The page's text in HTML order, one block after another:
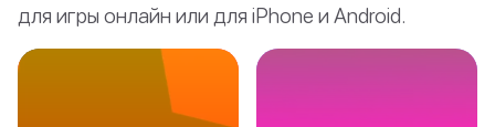
для игры онлайн или для iPhone и Android.